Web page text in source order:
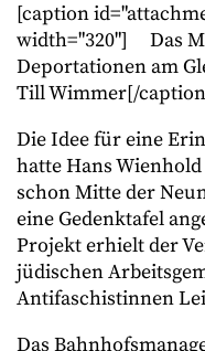
[caption
width="320"]
Das
Deportationen am
Till Wimmer[/
Die Idee für eine
hatte Hans
schon Mitte der
eine Gedenktafel
Projekt erhielt der
jüdischen
Antifaschistinnen
Das